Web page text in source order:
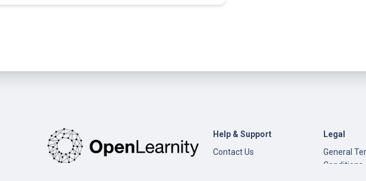
Help & Support
Contact Us
Legal
General
Conditions